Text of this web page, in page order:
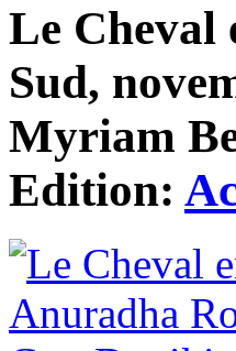
Le Cheval
Sud,
Myriam
Edition: